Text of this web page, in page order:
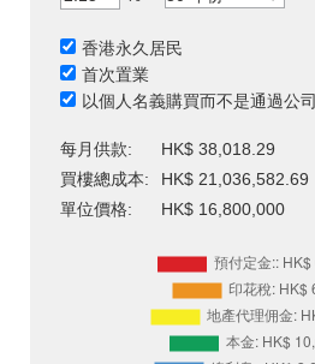
香港永久居民
首次置業
以個人名義購買而不是通過公司
每月供款:
HK$ 38,018.29
買樓總成本:
HK$ 21,036,582.69
單位價格:
HK$ 16,800,000